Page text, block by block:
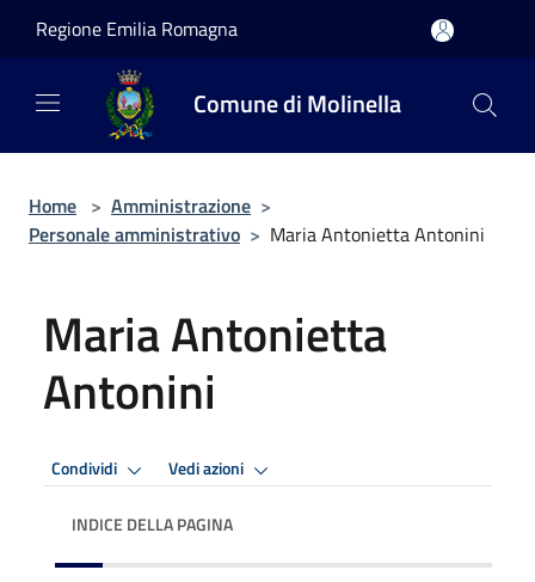
Regione Emilia Romagna
Comune di Molinella
Home > Amministrazione >
Personale amministrativo > Maria Antonietta Antonini
Maria Antonietta
Antonini
Condividi Vedi azioni
INDICE DELLA PAGINA